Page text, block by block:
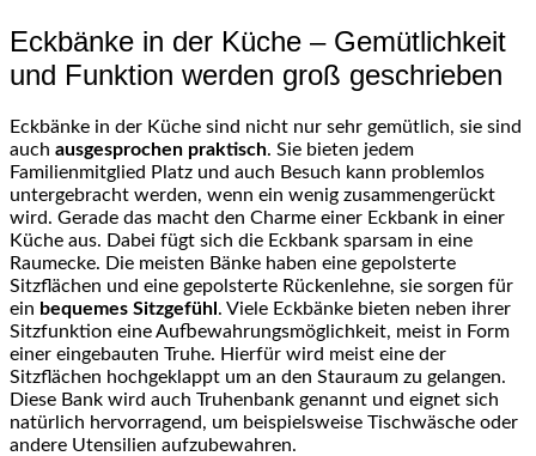
Eckbänke in der Küche – Gemütlichkeit
und Funktion werden groß geschrieben
Eckbänke in der Küche sind nicht nur sehr gemütlich, sie sind
auch ausgesprochen praktisch. Sie bieten jedem
Familienmitglied Platz und auch Besuch kann problemlos
untergebracht werden, wenn ein wenig zusammengerückt
wird. Gerade das macht den Charme einer Eckbank in einer
Küche aus. Dabei fügt sich die Eckbank sparsam in eine
Raumecke. Die meisten Bänke haben eine gepolsterte
Sitzflächen und eine gepolsterte Rückenlehne, sie sorgen für
ein bequemes Sitzgefühl . Viele Eckbänke bieten neben ihrer
Sitzfunktion eine Aufbewahrungsmöglichkeit, meist in Form
einer eingebauten Truhe. Hierfür wird meist eine der
Sitzflächen hochgeklappt um an den Stauraum zu gelangen.
Diese Bank wird auch Truhenbank genannt und eignet sich
natürlich hervorragend, um beispielsweise Tischwäsche oder
andere Utensilien aufzubewahren.